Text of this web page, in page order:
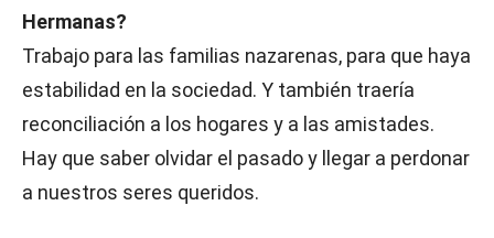
Hermanas?
Trabajo para las familias nazarenas, para que haya
estabilidad en la sociedad. Y también traería
reconciliación a los hogares y a las amistades.
Hay que saber olvidar el pasado y llegar a perdonar
a nuestros seres queridos.